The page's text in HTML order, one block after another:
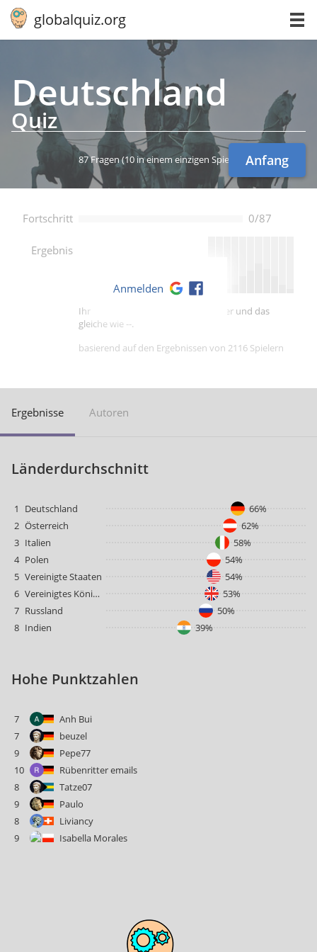
globalquiz.org
Deutsch­land
Quiz
87 Fragen(10 in einem einzigen Spiel) Anfang
Fortschritt 0/87
Ergebnis
Ihre Punktzahl ist besser als -- Spieler und das
gleiche wie --.
basierend auf den Ergebnissen von 2116 Spielern
Anmelden
Ergebnisse Autoren
Länderdurchschnitt
1 Deutschland
66%
2 Österreich
62%
3 Italien
58%
4 Polen
54%
5 Vereinigte Staaten
54%
6
Vereinigtes Königreich
53%
7 Russland
50%
8 Indien 39%
Hohe Punktzahlen
7
Anh Bui
7
beuzel
9
Pepe77
10
Rübenritter emails
8
Tatze07
9
Paulo
8
Liviancy
9
Isabella Morales